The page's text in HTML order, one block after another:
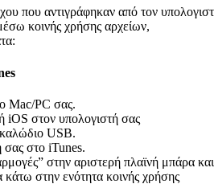
που αντιγράφηκαν από τον
κοινής χρήσης αρχείων,
Mac/PC σας.
iOS στον υπολογιστή σας
USB.
σας στο iTunes.
στην αριστερή πλαϊνή μπάρα και
κάτω στην ενότητα κοινής χρήσης